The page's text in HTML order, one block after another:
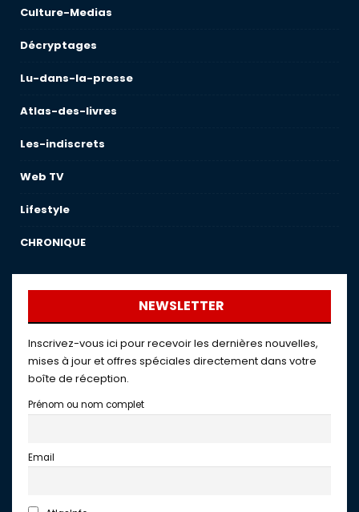
Culture-Medias
Décryptages
Lu-dans-la-presse
Atlas-des-livres
Les-indiscrets
Web TV
Lifestyle
CHRONIQUE
NEWSLETTER
Inscrivez-vous ici pour recevoir les dernières nouvelles,
mises à jour et offres spéciales directement dans votre
boîte de réception.
Prénom ou nom complet
Email